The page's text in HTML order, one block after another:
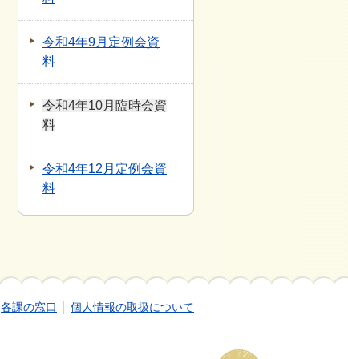
令和4年9月定例会資
料
令和4年10月臨時会資
料
令和4年12月定例会資
料
各課の窓口 個人情報の取扱について